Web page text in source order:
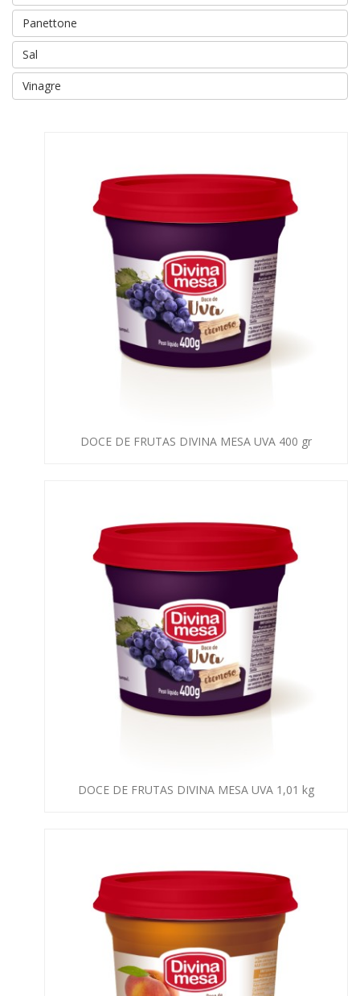
Panettone
Sal
Vinagre
DOCE DE FRUTAS DIVINA MESA UVA 400 gr
DOCE DE FRUTAS DIVINA MESA UVA 1,01 kg